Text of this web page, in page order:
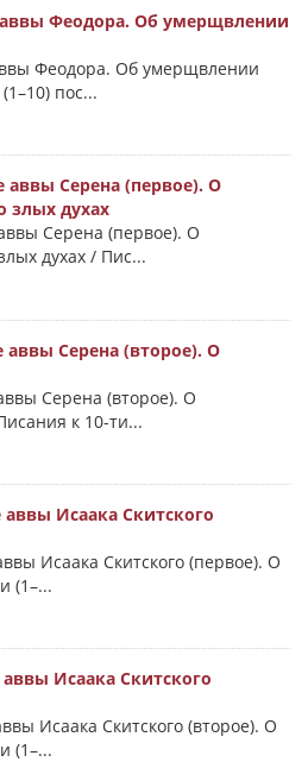
аввы Феодора. Об умерщвлении
Феодора. Об умерщвлении
пос...
аввы Серена (первое). О
злых духах
Серена (первое). О
духах / Пис...
аввы Серена (второе). О
Серена (второе). О
к 10-ти...
Исаака Скитского
Исаака Скитского (первое). О
(1–...
Исаака Скитского
Исаака Скитского (второе). О
(1–...